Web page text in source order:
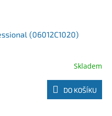
(06012C1020)
Skladem
DO KOŠÍKU